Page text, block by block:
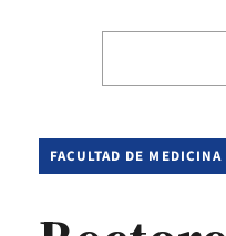
FACULTAD DE MEDICINA